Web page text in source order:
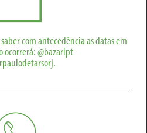
com antecedência as datas em
ocorrerá: @bazarlpt